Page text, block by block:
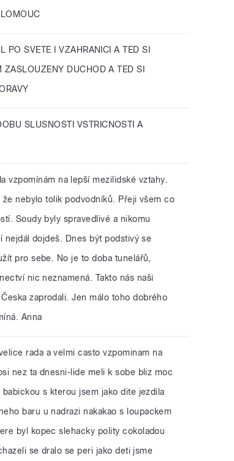
PO SVETE I VZAHRANICI A TED SI
ZASLOUZENY DUCHOD A TED SI
SLUSNOSTI VSTRICNOSTI A
vzpomínám na lepší mezilidské vztahy.
nebylo tolik podvodníků. Přeji všem co
Soudy byly spravedlivé a nikomu
nejdál dojdeš. Dnes být podstivý se
pro sebe. No je to doba tunelářů,
nic neznamená. Takto nás naši
zaprodali. Jen málo toho dobrého
Anna
rada a velmi casto vzpominam na
nez ta dnesni-lide meli k sobe bliz moc
s kterou jsem jako dite jezdila
baru u nadrazi nakakao s loupackem
byl kopec slehacky polity cokoladou
se dralo se peri jako deti jsme